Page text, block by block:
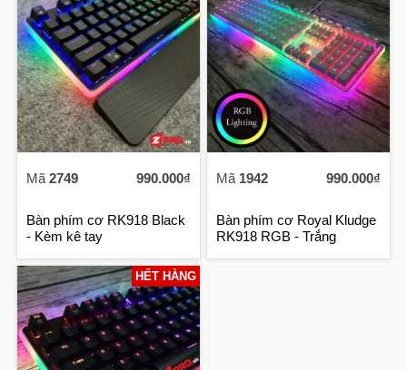
Mã 2749 990.000₫
Bàn phím cơ RK918 Black
- Kèm kê tay
Mã 1942 990.000₫
Bàn phím cơ Royal Kludge
RK918 RGB - Trắng
HẾT HÀNG